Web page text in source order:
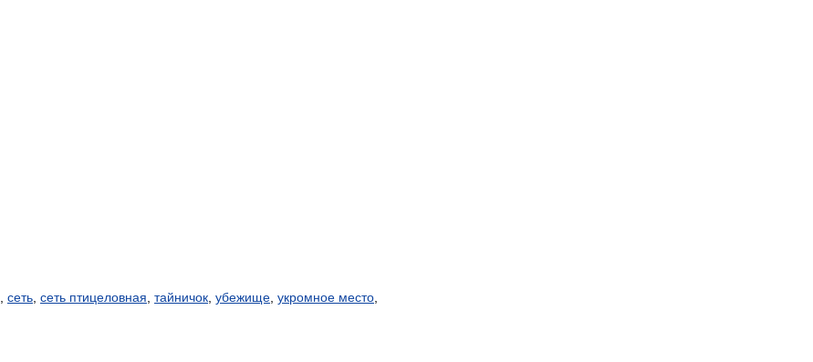
сеть сеть птицеловная тайничок убежище укромное место